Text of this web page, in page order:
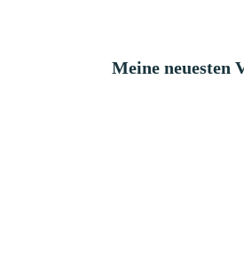
Meine neuesten